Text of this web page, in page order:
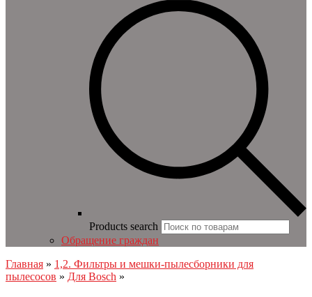
Products search
Обращение граждан
Главная » 1,2. Фильтры и мешки-пылесборники для
пылесосов » Для Bosch »